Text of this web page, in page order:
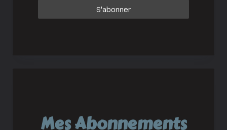
Mes Abonnements